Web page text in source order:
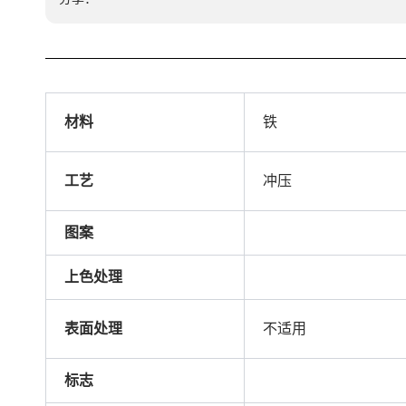
材料 铁
工艺 冲压
图案
上色处理
表面处理 不适用
标志